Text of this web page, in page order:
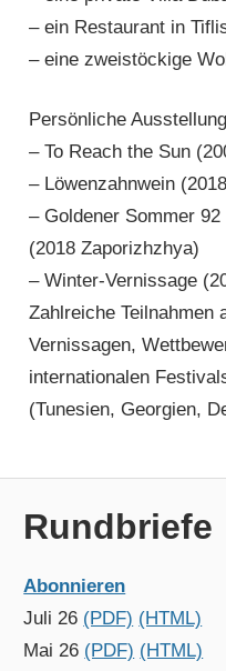
– ein Restaurant in
– eine zweistöckige
Persönliche
– To Reach the Sun
– Löwenzahnwein
– Goldener Sommer
(2018 Zaporizhzhya)
– Winter-Vernissage
Zahlreiche Teilnahmen
Vernissagen,
internationalen
(Tunesien, Georgien,
Rundbriefe
Abonnieren
Juli 26 (PDF) (HTML)
Mai 26 (PDF) (HTML)